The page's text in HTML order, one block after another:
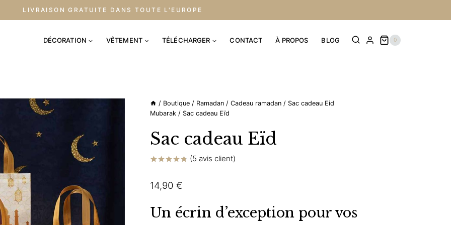
LIVRAISON GRATUITE DANS TOUTE L'EUROPE
DÉCORATION VÊTEMENT TÉLÉCHARGER CONTACT À PROPOS BLOG 0
/ Boutique / Ramadan / Cadeau ramadan / Sac cadeau Eid
Mubarak / Sac cadeau Eïd
Sac cadeau Eïd
sur
notations
(5 avis client)
14,90€
Un écrin d’exception pour vos